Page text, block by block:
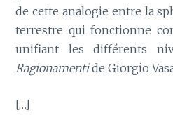
de cette analogie entre la
terrestre qui fonctionne
unifiant les différents
Ragionamentide Giorgio
[…]